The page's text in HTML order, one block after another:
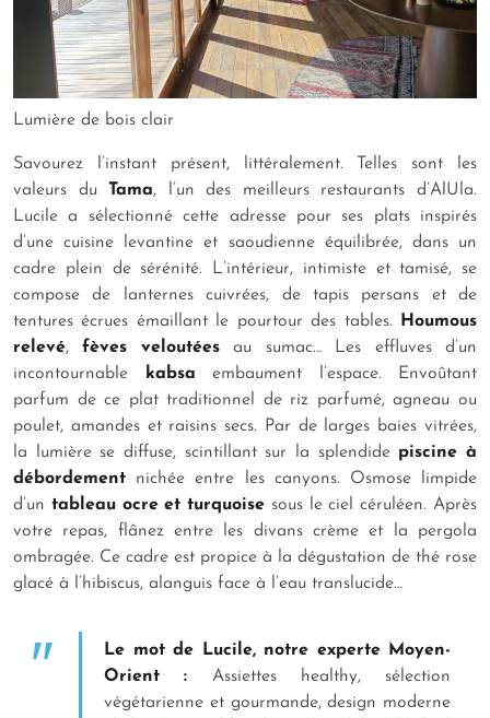
Lumière de bois clair
Savourez l’instant présent, littéralement. Telles sont les
valeurs duTama, l’un des meilleurs restaurants d’AlUla.
Lucile a sélectionné cette adresse pour ses plats inspirés
d’une cuisine levantine et saoudienne équilibrée, dans un
cadre plein de sérénité.
L’intérieur, intimiste et tamisé, se
compose de lanternes cuivrées, de tapis persans et de
tentures écrues émaillant le pourtour des tables.
Houmous
relevé,fèves veloutéesau sumac… Les effluves d’un
incontournable
kabsa embaument l’espace. Envoûtant
parfum de ce plat traditionnel de riz parfumé, agneau ou
poulet, amandes et raisins secs. Par de larges baies vitrées,
la lumière se diffuse, scintillant sur la splendide piscine à
débordement nichée entre les canyons. Osmose limpide
d’un tableau ocre et turquoise sous le ciel céruléen. Après
votre repas, flânez entre les divans crème et la pergola
ombragée. Ce cadre est propice à la dégustation de thé rose
glacé à l’hibiscus, alanguis face à l’eau translucide…
Le mot de Lucile, notre experte Moyen-
Orient : Assiettes healthy, sélection
végétarienne et gourmande, design moderne